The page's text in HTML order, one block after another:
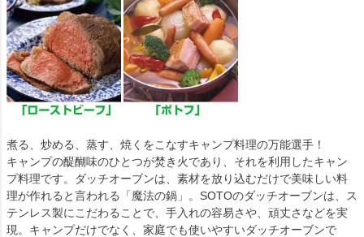
煮る、炒める、蒸す、焼くをこなすキャンプ料理の万能選手！
キャンプの醍醐味のひとつが焚き火であり、それを利用したキャン
プ料理です。ダッチオーブンは、素材を放り込むだけで美味しい料
理が作れると言われる「魔法の鍋」。SOTOのダッチオーブンは、ス
テンレス製にこだわることで、手入れの容易さや、頑丈さなどを実
現。キャンプだけでなく、家庭でも使いやすいダッチオーブンで